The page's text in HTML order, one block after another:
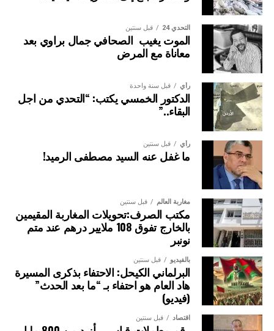
التحدي 24 قبل سنتين
الموت يغيب الصحافي جمال براوي بعد
معاناة مع المرض
رأي قبل سنة واحدة
الدكتور الخمسي يكتب: “التحدي من اجل
البقاء..”
رأي قبل سنتين
ما غفل عنه السيد مصطفى الرميد!
مغاربة العالم قبل سنتين
مكتب الصرف:تحويلات المغاربة المقيمين
بالخارج تفوق 108 ملايير درهم عند متم
نونبر
بالفيديو قبل سنتين
البرلماني الكيحل: الاحتفاء بذكرى المسيرة
هاد العام هو احتفاء بـ “ما بعد الحدث”
(فيديو)
اقتصاد قبل سنتين